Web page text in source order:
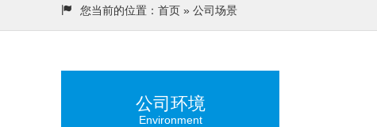
您当前的位置： 首页 » 公司场景
公司环境
Environment